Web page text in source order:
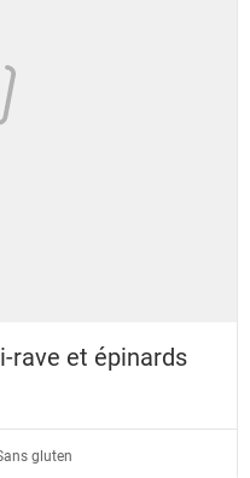
rave et épinards
gluten